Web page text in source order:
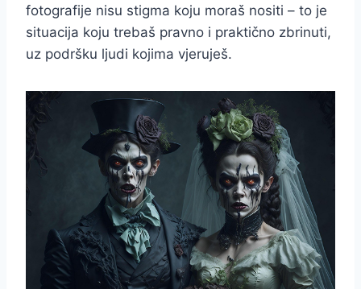
fotografije nisu stigma koju moraš nositi – to je
situacija koju trebaš pravno i praktično zbrinuti,
uz podršku ljudi kojima vjeruješ.